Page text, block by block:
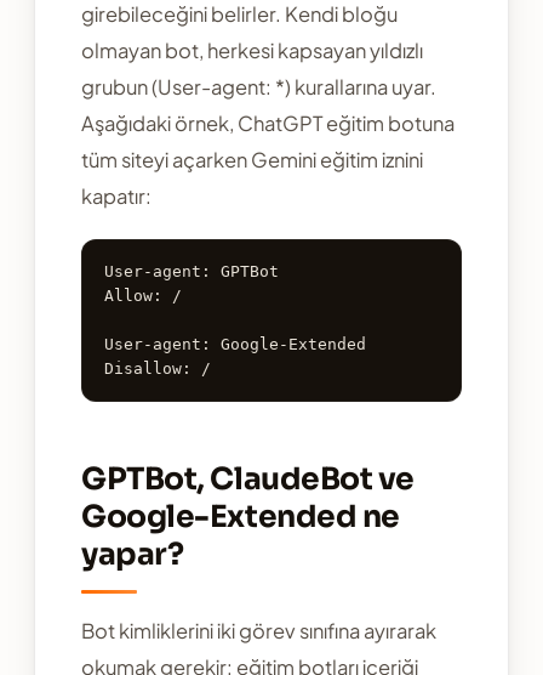
girebileceğini belirler. Kendi bloğu
olmayan bot, herkesi kapsayan yıldızlı
grubun (User-agent: *) kurallarına uyar.
Aşağıdaki örnek, ChatGPT eğitim botuna
tüm siteyi açarken Gemini eğitim iznini
kapatır:
User-agent: GPTBot
Allow: /
User-agent: Google-Extended
Disallow: /
GPTBot, ClaudeBot ve
Google-Extended ne
yapar?
Bot kimliklerini iki görev sınıfına ayırarak
okumak gerekir: eğitim botları içeriği